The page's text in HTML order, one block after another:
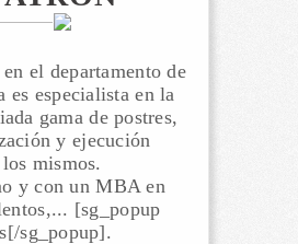
el departamento de
es especialista en la
gama de postres,
y ejecución
mismos.
y con un MBA en
[sg_popup
sg_popup].